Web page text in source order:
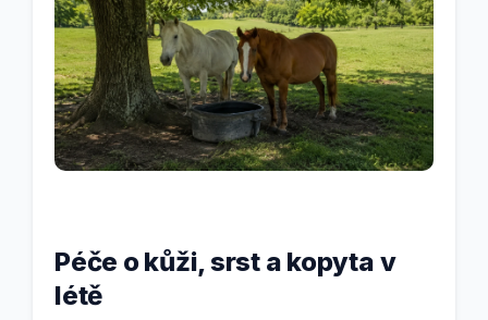
Péče o kůži, srst a kopyta v
létě